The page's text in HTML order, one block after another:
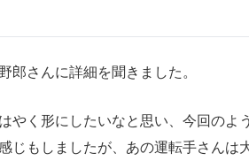
さんに詳細を聞きました。
やく形にしたいなと思い、今回のよ
じもしましたが、あの運転手さんは